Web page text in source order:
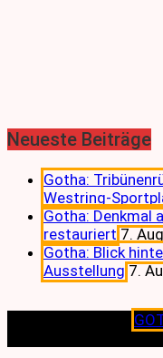
Neueste Beiträge
Gotha:
Westring-
Gotha: Denkmal
restauriert 7.
Gotha: Blick
Ausstellung 7.
Lokalen verpflichtet.